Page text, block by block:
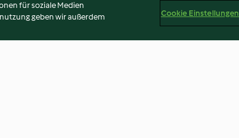
für soziale Medien
geben wir außerdem
Cookie Einstellungen